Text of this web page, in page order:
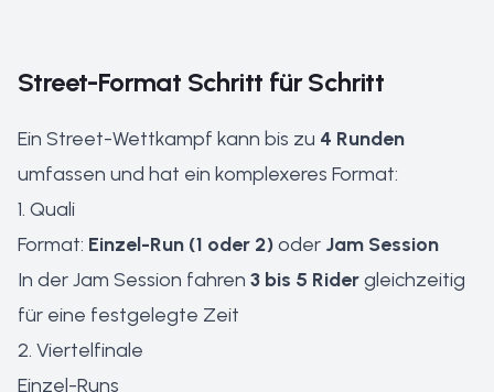
Street-Format Schritt für Schritt
Ein Street-Wettkampf kann bis zu 4 Runden
umfassen und hat ein komplexeres Format:
1. Quali
Format: Einzel-Run (1 oder 2)oder Jam Session
In der Jam Session fahren 3 bis 5 Ridergleichzeitig
für eine festgelegte Zeit
2. Viertelfinale
Einzel-Runs